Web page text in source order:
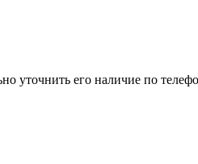
уточнить его наличие по